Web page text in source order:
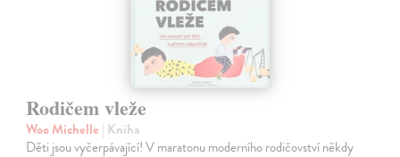
Rodičem vleže
Woo Michelle | Kniha
Děti jsou vyčerpávající! V maratonu moderního rodičovství někdy